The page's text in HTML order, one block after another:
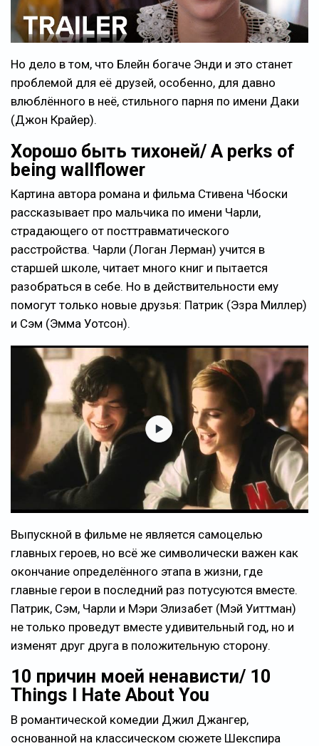
Но дело в том, что Блейн богаче Энди и это станет
проблемой для её друзей, особенно, для давно
влюблённого в неё, стильного парня по имени Даки
(Джон Крайер).
Хорошо быть тихоней/ A perks of
being wallflower
Картина автора романа и фильма Стивена Чбоски
рассказывает про мальчика по имени Чарли,
страдающего от посттравматического
расстройства. Чарли (Логан Лерман) учится в
старшей школе, читает много книг и пытается
разобраться в себе. Но в действительности ему
помогут только новые друзья: Патрик (Эзра Миллер)
и Сэм (Эмма Уотсон).
Выпускной в фильме не является самоцелью
главных героев, но всё же символически важен как
окончание определённого этапа в жизни, где
главные герои в последний раз потусуются вместе.
Патрик, Сэм, Чарли и Мэри Элизабет (Мэй Уиттман)
не только проведут вместе удивительный год, но и
изменят друг друга в положительную сторону.
10 причин моей ненависти/ 10
Things I Hate About You
В романтической комедии Джил Джангер,
основанной на классическом сюжете Шекспира